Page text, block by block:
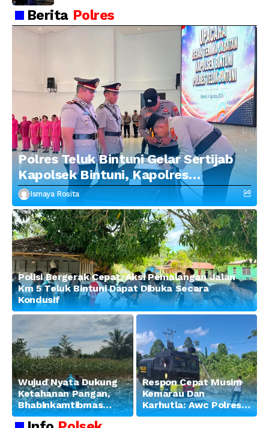
Berita Polres
Polres Teluk Bintuni Gelar Sertijab
Kapolsek Bintuni, Kapolres
Tekankan Profesionalisme dan
Penguatan Sinergitas
Ismaya Rosita
Polisi Bergerak Cepat, Aksi Pemalangan Jalan
Km 5 Teluk Bintuni Dapat Dibuka Secara
Kondusif
Wujud Nyata Dukung
Ketahanan Pangan,
Bhabinkamtibmas
Banjar Ausoy Turun
Respon Cepat Musim
Kemarau Dan
Karhutla: Awc Polres
Teluk Bintuni